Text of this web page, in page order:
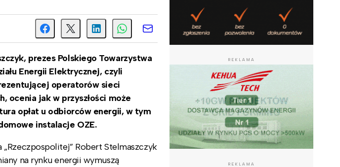
prezes Polskiego Towarzystwa
Energii Elektrycznej, czyli
operatorów sieci
ocenia jak w przyszłości może
opłat u odbiorców energii, w tym
instalacje OZE.
„Rzeczpospolitej” Robert Stelmaszczyk
na rynku energii wymuszą
REKLAMA
REKLAMA